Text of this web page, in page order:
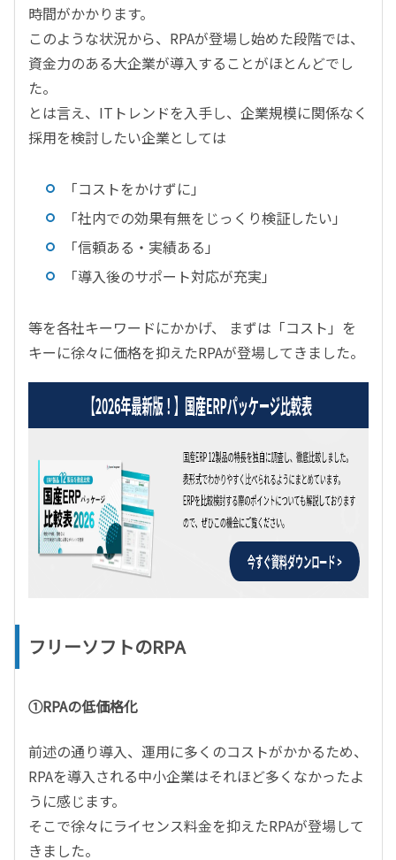
時間がかかります。
このような状況から、RPAが登場し始めた段階では、
資金力のある大企業が導入することがほとんどでし
た。
とは言え、ITトレンドを入手し、企業規模に関係なく
採用を検討したい企業としては
「コストをかけずに」
「社内での効果有無をじっくり検証したい」
「信頼ある・実績ある」
「導入後のサポート対応が充実」
等を各社キーワードにかかげ、 まずは「コスト」を
キーに徐々に価格を抑えたRPAが登場してきました。
フリーソフトのRPA
①RPAの低価格化
前述の通り導入、運用に多くのコストがかかるため、
RPAを導入される中小企業はそれほど多くなかったよ
うに感じます。
そこで徐々にライセンス料金を抑えたRPAが登場して
きました。